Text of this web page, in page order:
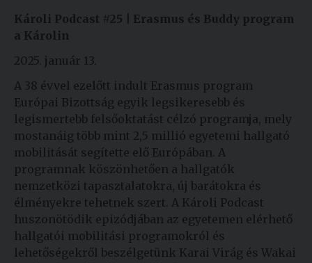
Károli Podcast #25 |
Erasmus és Buddy program
a Károlin
2025. január 13.
A 38 évvel ezelőtt indult Erasmus program
Európai Bizottság egyik legsikeresebb és
legismertebb felsőoktatást célzó programja, mely
mostanáig több mint 2,5 millió egyetemi hallgató
mobilitását segítette elő Európában. A
programnak köszönhetően a hallgatók
nemzetközi tapasztalatokra, új barátokra és
élményekre tehetnek szert. A Károli Podcast
huszonötödik epizódjában az egyetemen elérhető
hallgatói mobilitási programokról és
lehetőségekről beszélgetünk Karai Virág és Wakai